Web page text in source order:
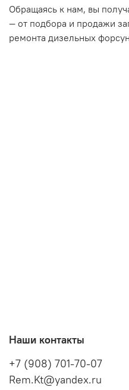
Обращаясь к нам, вы
— от подбора и продажи
ремонта дизельных
Наши контакты
+7 (908) 701-70-07
Rem.Kt@yandex.ru